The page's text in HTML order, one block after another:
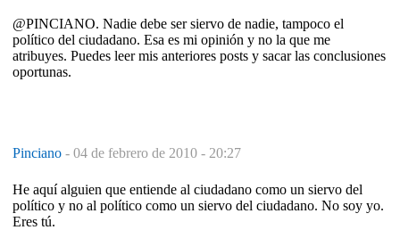
@PINCIANO. Nadie debe ser siervo de nadie, tampoco el
político del ciudadano. Esa es mi opinión y no la que me
atribuyes. Puedes leer mis anteriores posts y sacar las conclusiones
oportunas.
Pinciano - 04 de febrero de 2010 - 20:27
He aquí alguien que entiende al ciudadano como un siervo del
político y no al político como un siervo del ciudadano. No soy yo.
Eres tú.